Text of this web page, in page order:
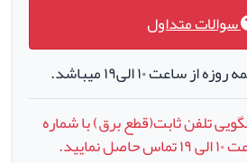
سوالات متداول
ساعت ۱۰ الی۱۹ میباشد.
تلفن ثابت(قطع برق) با شماره
۱۰الی۱۹تماس حاصل نمایید.